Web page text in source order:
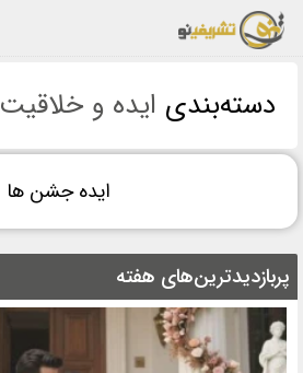
دسته‌بندی‌ ایده و خلاقیت
ایده جشن ها
پربازدیدترین‌های هفته